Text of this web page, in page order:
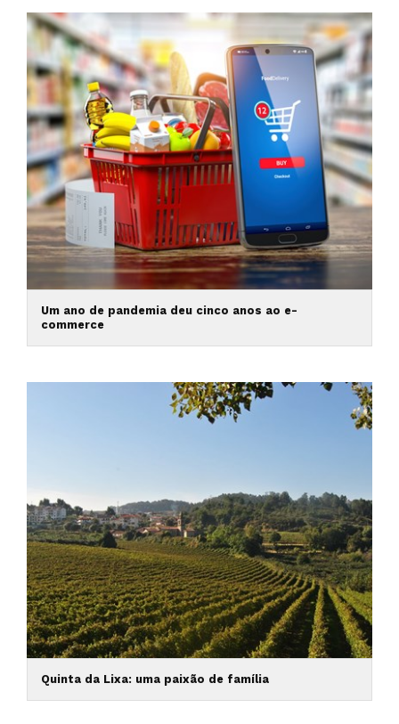
Um ano de pandemia deu cinco anos ao e-
commerce
Quinta da Lixa: uma paixão de família